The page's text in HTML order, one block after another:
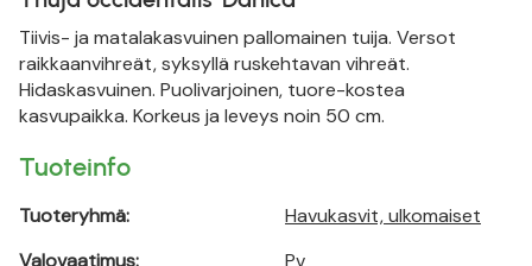
Tiivis- ja matalakasvuinen pallomainen tuija. Versot
raikkaanvihreät, syksyllä ruskehtavan vihreät.
Hidaskasvuinen. Puolivarjoinen, tuore-kostea
kasvupaikka. Korkeus ja leveys noin 50 cm.
Tuoteinfo
Tuoteryhmä:
Valovaatimus:
Havukasvit, ulkomaiset
Pv